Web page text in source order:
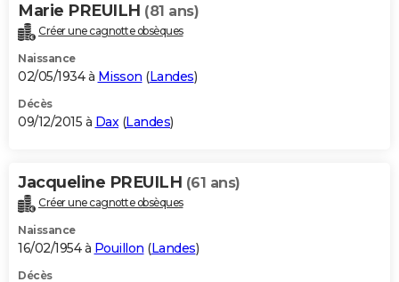
Marie PREUILH (81 ans)
Créer une cagnotte obsèques
Naissance
02/05/1934 à Misson (Landes)
Décès
09/12/2015 à Dax(Landes)
Jacqueline PREUILH (61 ans)
Créer une cagnotte obsèques
Naissance
16/02/1954 à Pouillon (Landes)
Décès